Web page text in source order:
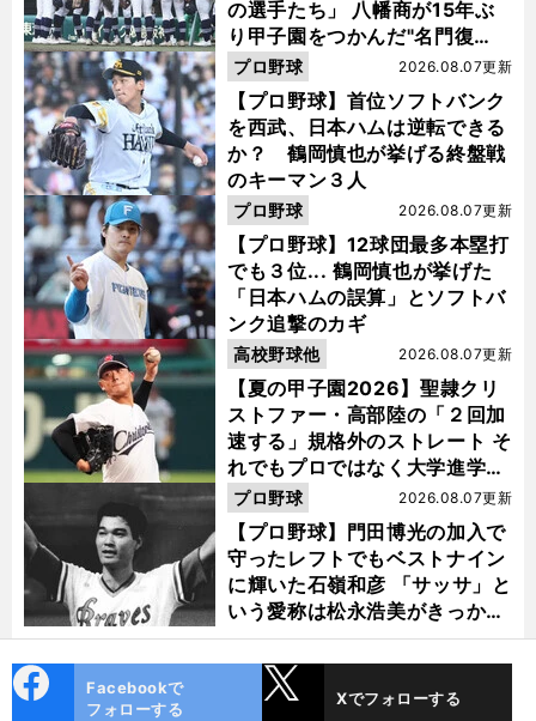
の選手たち」 八幡商が15年ぶ
り甲子園をつかんだ"名門復
活"の舞台裏
【プロ野球】首位ソフトバンク
を西武、日本ハムは逆転できる
か？ 鶴岡慎也が挙げる終盤戦
のキーマン３人
2026.08.07更新
プロ野球
【プロ野球】12球団最多本塁打
でも３位... 鶴岡慎也が挙げた
「日本ハムの誤算」とソフトバ
ンク追撃のカギ
2026.08.07更新
プロ野球
【夏の甲子園2026】聖隷クリ
ストファー・高部陸の「２回加
速する」規格外のストレート そ
れでもプロではなく大学進学を
選ぶ理由
2026.08.07更新
高校野球他
【プロ野球】門田博光の加入で
守ったレフトでもベストナイン
に輝いた石嶺和彦 「サッサ」と
いう愛称は松永浩美がきっか
け？
2026.08.07更新
プロ野球
ok
Facebookで
フォローする
Xでフォローする